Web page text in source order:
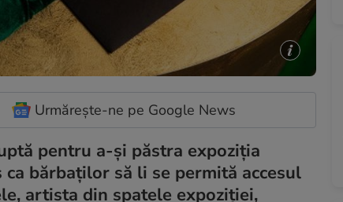
Urmărește-ne pe Google News
pentru a-și păstra expoziția
bărbaților să li se permită accesul
artista din spatele expoziției,